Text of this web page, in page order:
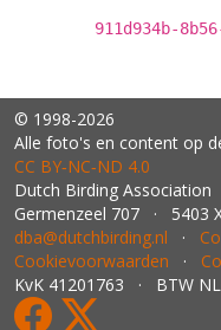
911d934b-
© 1998-2026
Alle foto's en content op
CC BY‑NC‑ND 4.0
Dutch Birding Association
Germenzeel 707 · 5403
dba@dutchbirding.nl ·
Cookievoorwaarden ·
KvK 41201763 · BTW